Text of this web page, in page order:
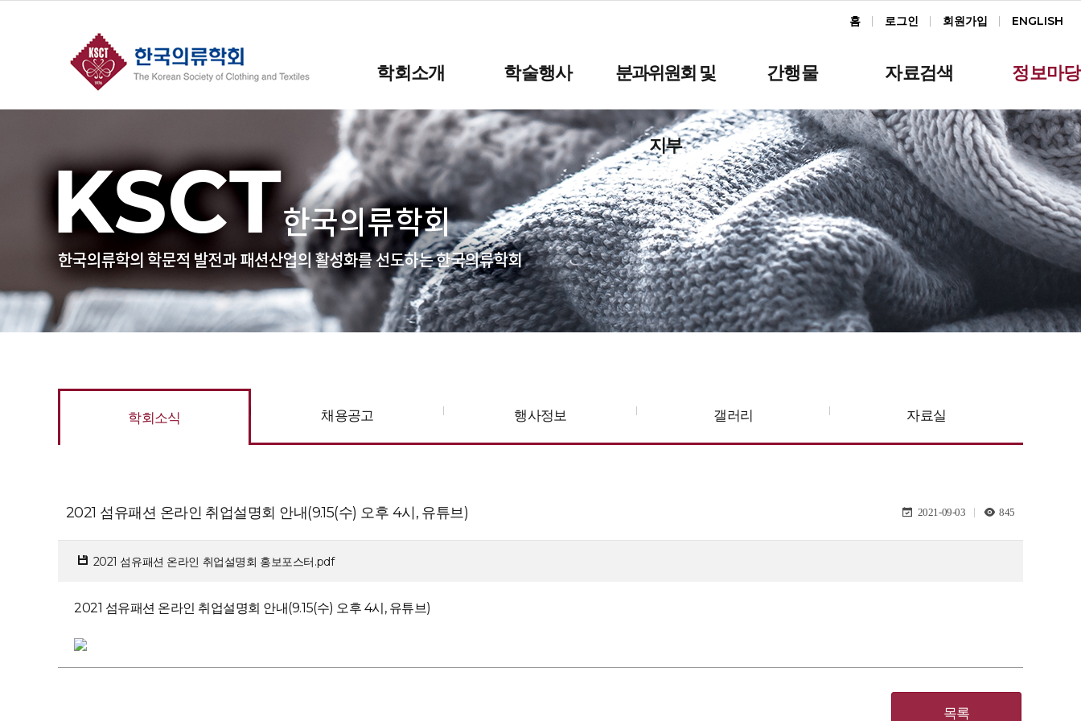
홈 로그인 회원가입 ENGLISH
학회소개 학술행사 분과위원회 및
지부
간행물 자료검색 정보마당
학회소식 채용공고 행사정보 갤러리 자료실
2021 섬유패션 온라인 취업설명회 안내(9.15(수) 오후 4시, 유튜브) 2021-09-03 845
2021 섬유패션 온라인 취업설명회 홍보포스터.pdf
2021 섬유패션 온라인 취업설명회 안내(9.15(수) 오후 4시, 유튜브)
목록